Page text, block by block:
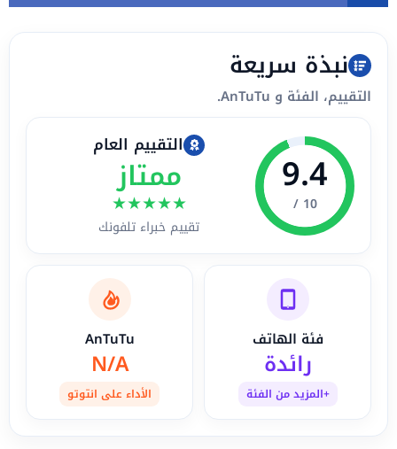
نبذة سريعة
التقييم، الفئة و AnTuTu.
9.4
10 /
التقييم العام
ممتاز
★★★★★
تقييم خبراء تلفونك
فئة الهاتف
رائدة
+المزيد من الفئة
AnTuTu
N/A
الأداء على انتوتو